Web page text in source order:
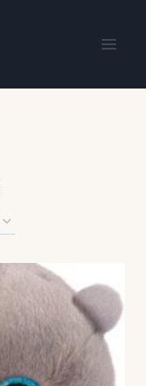
sortiert